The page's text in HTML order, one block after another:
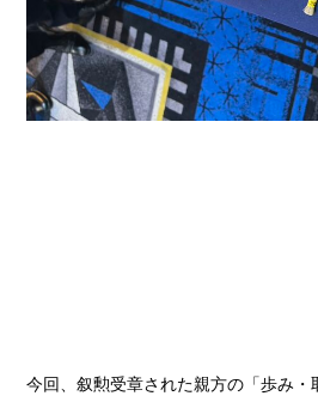
今回、叙勲受章された親方の「歩み・